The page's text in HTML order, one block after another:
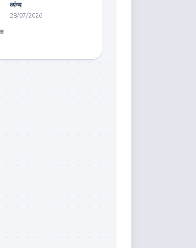
व्यंग्य
28/07/2026